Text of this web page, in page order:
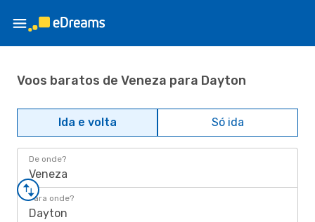
Voos baratos de Veneza para Dayton
Ida e volta Só ida
De onde?
Veneza
Para onde?
Dayton